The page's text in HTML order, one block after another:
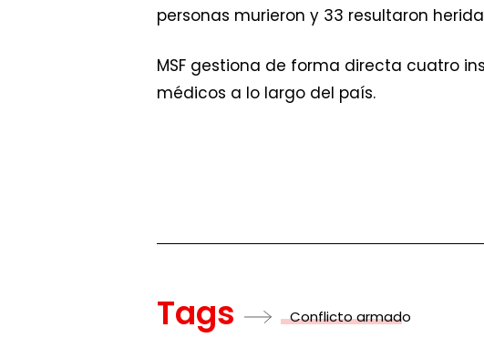
personas murieron y 33 resultaron
MSF gestiona de forma directa cuatro
médicos a lo largo del país.
Tags Conflicto armado